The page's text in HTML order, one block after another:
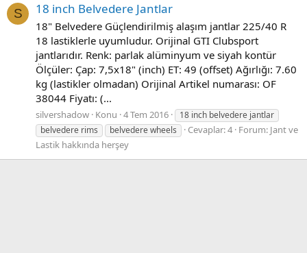
S 18 inch Belvedere Jantlar
18" Belvedere Güçlendirilmiş alaşım jantlar 225/40 R
18 lastiklerle uyumludur. Orijinal GTI Clubsport
jantlarıdır. Renk: parlak alüminyum ve siyah kontür
Ölçüler: Çap: 7,5x18" (inch) ET: 49 (offset) Ağırlığı: 7.60
kg (lastikler olmadan) Orijinal Artikel numarası: OF
38044 Fiyatı: (...
silvershadow Konu 4 Tem 2016
18 inch belvedere jantlar
belvedere rims
belvedere wheels Cevaplar: 4 Forum: Jant ve
Lastik hakkında herşey